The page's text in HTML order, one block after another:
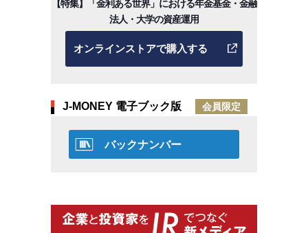
【特集】「金利ある世界」における年金基金・金融
法人・大学の資産運用
オンラインストアで購入する
J-MONEY 電子ブック版 会員限定
バックナンバー